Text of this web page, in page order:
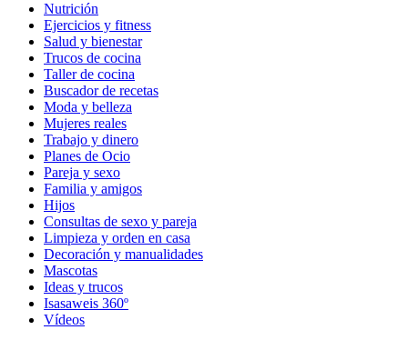
Nutrición
Ejercicios y fitness
Salud y bienestar
Trucos de cocina
Taller de cocina
Buscador de recetas
Moda y belleza
Mujeres reales
Trabajo y dinero
Planes de Ocio
Pareja y sexo
Familia y amigos
Hijos
Consultas de sexo y pareja
Limpieza y orden en casa
Decoración y manualidades
Mascotas
Ideas y trucos
Isasaweis 360º
Vídeos